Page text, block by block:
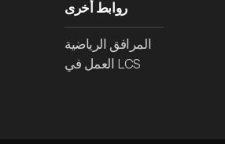
روابط أخرى
المرافق الرياضية
العمل في LCS